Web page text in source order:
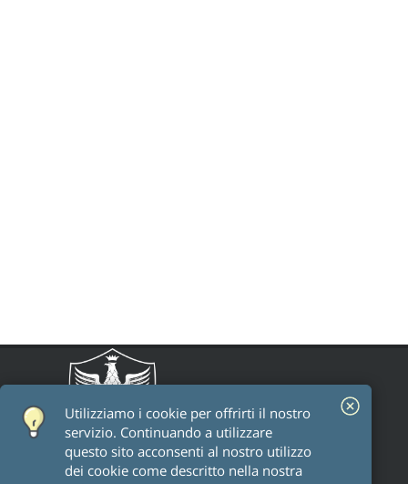
Utilizziamo i cookie per offrirti il ​​nostro
servizio. Continuando a utilizzare
questo sito acconsenti al nostro utilizzo
dei cookie come descritto nella nostra